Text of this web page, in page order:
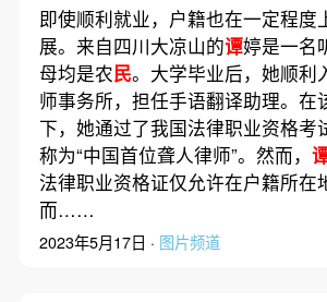
即使顺利就业，户籍也在一定程度
展。来自四川大凉山的谭婷是一名
母均是农民。大学毕业后，她顺利
师事务所，担任手语翻译助理。在
下，她通过了我国法律职业资格考
称为“中国首位聋人律师”。然而，
法律职业资格证仅允许在户籍所在
而……
2023年5月17日 · 图片频道